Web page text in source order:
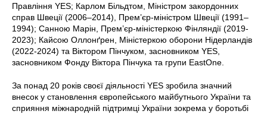
Правління YES; Карлом Більдтом, Міністром закордонних
справ Швеції (2006–2014), Прем’єр-міністром Швеції (1991–
1994); Санною Марін, Прем’єр-міністеркою Фінляндії (2019-
2023); Кайсою Оллонґрен, Міністеркою оборони Нідерландів
(2022-2024) та Віктором Пінчуком, засновником YES,
засновником Фонду Віктора Пінчука та групи EastOne.
За понад 20 років своєї діяльності YES зробила значний
внесок у становлення європейського майбутнього України та
сприяння міжнародній підтримці України зокрема у боротьбі